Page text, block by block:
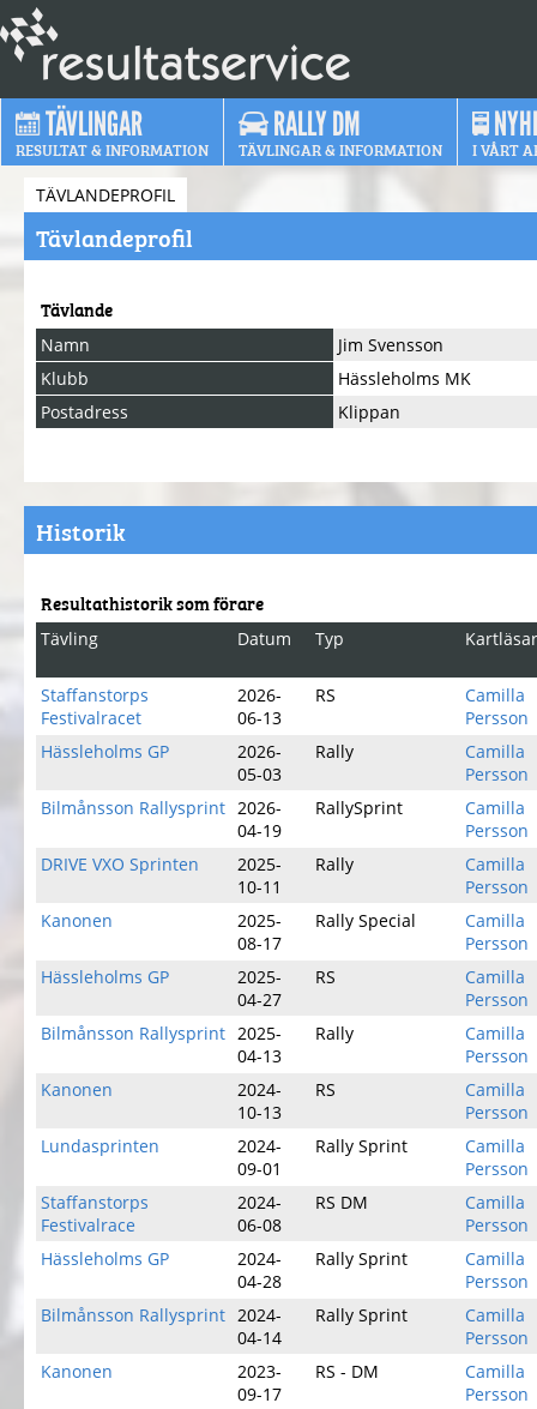
TÄVLINGAR
RESULTAT & INFORMATION
RALLY DM
TÄVLINGAR & INFORMATION I VÅRT
TÄVLANDEPROFIL
Tävlandeprofil
Tävlande
Namn
Jim Svensson
Klubb
Hässleholms MK
Postadress
Klippan
Historik
Resultathistorik som förare
Tävling Datum Typ
Staffanstorps
Festivalracet
2026-
06-13
RS
Camilla
Persson
Hässleholms GP
2026-
05-03
Rally
Camilla
Persson
Bilmånsson Rallysprint 2026-
04-19
RallySprint
Camilla
Persson
DRIVE VXO Sprinten
2025-
10-11
Rally
Camilla
Persson
Kanonen
2025-
08-17
Rally Special
Camilla
Persson
Hässleholms GP
2025-
04-27
RS
Camilla
Persson
Bilmånsson Rallysprint 2025-
04-13
Rally
Camilla
Persson
Kanonen
2024-
10-13
RS
Camilla
Persson
Lundasprinten
2024-
09-01
Rally Sprint
Camilla
Persson
Staffanstorps
Festivalrace
2024-
06-08
RS DM
Camilla
Persson
Hässleholms GP
2024-
04-28
Rally Sprint
Camilla
Persson
Bilmånsson Rallysprint 2024-
04-14
Rally Sprint
Camilla
Persson
Kanonen
2023-
09-17
RS - DM
Camilla
Persson